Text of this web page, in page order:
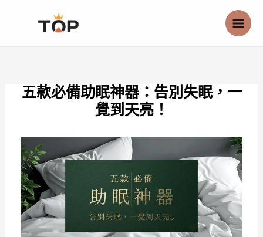
五款必備助眠神器：告別失眠，一
覺到天亮！